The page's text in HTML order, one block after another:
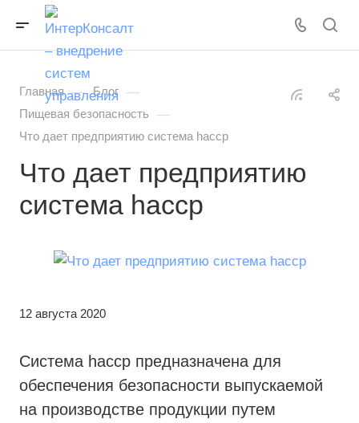
Главная — Блог —
Пищевая безопасность —
Что дает предприятию система haccp
Что дает предприятию
система haccp
12 августа 2020
Система haccp предназначена для
обеспечения безопасности выпускаемой
на производстве продукции путем